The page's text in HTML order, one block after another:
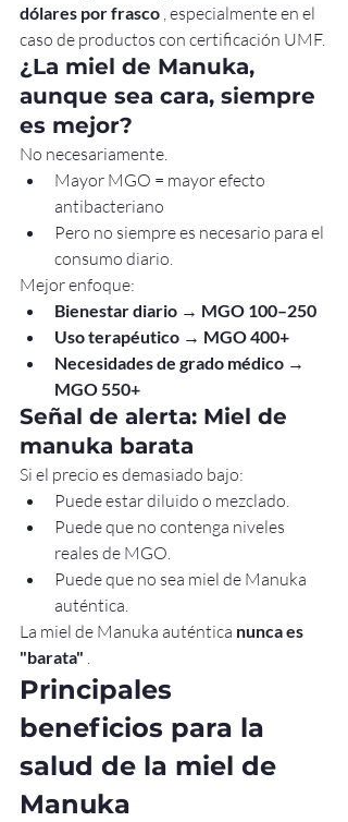
dólares por frasco , especialmente en el
caso de productos con certificación UMF.
¿La miel de Manuka,
aunque sea cara, siempre
es mejor?
No necesariamente.
Mayor MGO = mayor efecto
antibacteriano
Pero no siempre es necesario para el
consumo diario.
Mejor enfoque:
Bienestar diario → MGO 100–250
Uso terapéutico → MGO 400+
Necesidades de grado médico →
MGO 550+
Señal de alerta: Miel de
manuka barata
Si el precio es demasiado bajo:
Puede estar diluido o mezclado.
Puede que no contenga niveles
reales de MGO.
Puede que no sea miel de Manuka
auténtica.
La miel de Manuka auténtica nunca es
"barata" .
Principales
beneficios para la
salud de la miel de
Manuka